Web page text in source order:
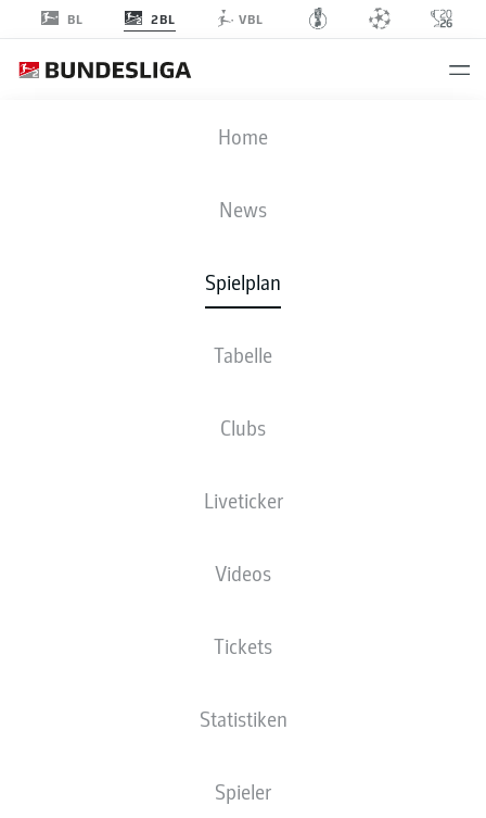
BL 2BL VBL
Home
News
Spielplan
Tabelle
Clubs
Liveticker
Videos
Tickets
Statistiken
Spieler
SGD
AUFSTELLUNGEN
Die Startaufstellung wird 60 Minuten vor